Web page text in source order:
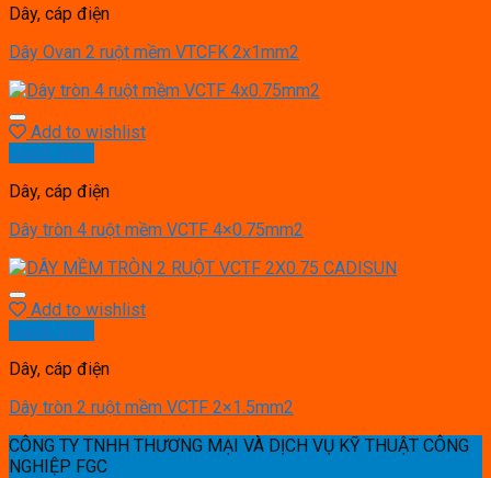
Dây, cáp điện
Dây Ovan 2 ruột mềm VTCFK 2x1mm2
Add to wishlist
Quick View
Dây, cáp điện
Dây tròn 4 ruột mềm VCTF 4×0.75mm2
Add to wishlist
Quick View
Dây, cáp điện
Dây tròn 2 ruột mềm VCTF 2×1.5mm2
CÔNG TY TNHH THƯƠNG MẠI VÀ DỊCH VỤ KỸ THUẬT CÔNG
NGHIỆP FGC